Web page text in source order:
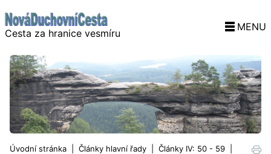
Cesta za hranice vesmíru
MENU
Úvodní stránka Články hlavní řady Články IV: 50 - 59